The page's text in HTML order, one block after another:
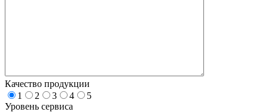
Качество продукции
1
2 3 4
5
Уровень сервиса